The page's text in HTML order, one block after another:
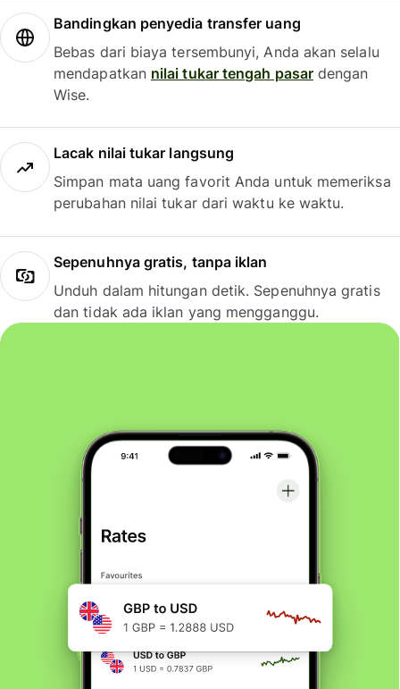
Bandingkan penyedia transfer uang
Bebas dari biaya tersembunyi, Anda akan selalu
mendapatkan nilai tukar tengah pasardengan
Wise.
Lacak nilai tukar langsung
Simpan mata uang favorit Anda untuk memeriksa
perubahan nilai tukar dari waktu ke waktu.
Sepenuhnya gratis, tanpa iklan
Unduh dalam hitungan detik. Sepenuhnya gratis
dan tidak ada iklan yang mengganggu.